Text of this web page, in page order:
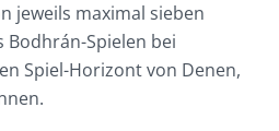
jeweils maximal sieben
Bodhrán-Spielen bei
Spiel-Horizont von Denen,